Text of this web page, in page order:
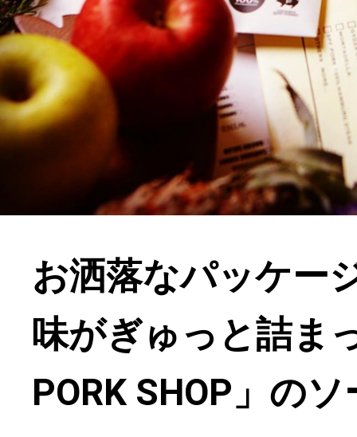
お洒落なパッケー
味がぎゅっと詰ま
PORK SHOP」の